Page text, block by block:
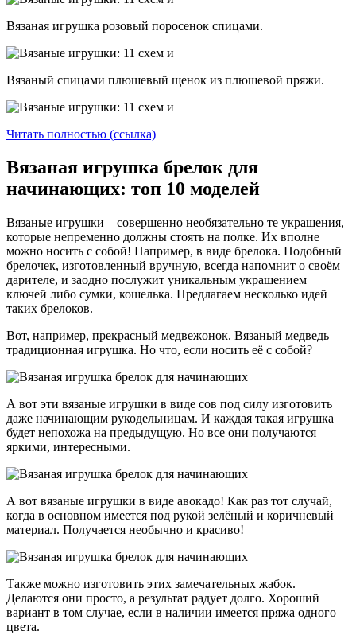
Вязаная игрушка розовый поросенок спицами.
Вязаный спицами плюшевый щенок из плюшевой пряжи.
Читать полностью (ссылка)
Вязаная игрушка брелок для
начинающих: топ 10 моделей
Вязаные игрушки – совершенно необязательно те украшения,
которые непременно должны стоять на полке. Их вполне
можно носить с собой! Например, в виде брелока. Подобный
брелочек, изготовленный вручную, всегда напомнит о своём
дарителе, и заодно послужит уникальным украшением
ключей либо сумки, кошелька. Предлагаем несколько идей
таких брелоков.
Вот, например, прекрасный медвежонок. Вязаный медведь –
традиционная игрушка. Но что, если носить её с собой?
А вот эти вязаные игрушки в виде сов под силу изготовить
даже начинающим рукодельницам. И каждая такая игрушка
будет непохожа на предыдущую. Но все они получаются
яркими, интересными.
А вот вязаные игрушки в виде авокадо! Как раз тот случай,
когда в основном имеется под рукой зелёный и коричневый
материал. Получается необычно и красиво!
Также можно изготовить этих замечательных жабок.
Делаются они просто, а результат радует долго. Хороший
вариант в том случае, если в наличии имеется пряжа одного
цвета.